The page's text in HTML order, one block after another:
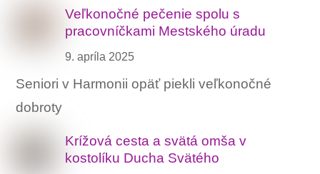
Veľkonočné pečenie spolu s
pracovníčkami Mestského úradu
9. apríla 2025
Seniori v Harmonii opäť piekli veľkonočné
dobroty
Krížová cesta a svätá omša v
kostolíku Ducha Svätého